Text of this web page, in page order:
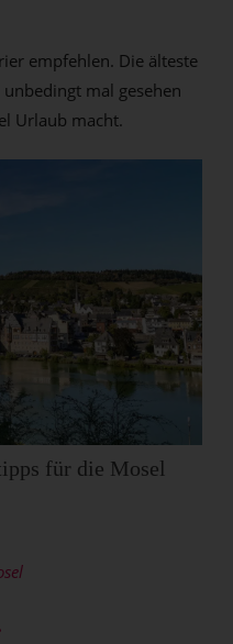
empfehlen. Die älteste
mal gesehen
Urlaub macht.
für die Mosel